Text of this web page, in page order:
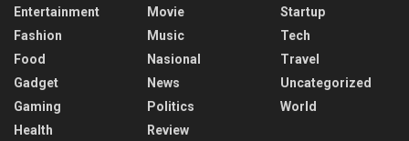
Entertainment
Fashion
Food
Gadget
Gaming
Health
Movie
Music
Nasional
News
Politics
Review
Startup
Tech
Travel
Uncategorized
World